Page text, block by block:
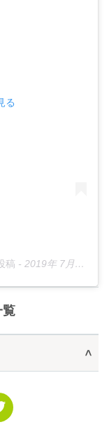
る
稿 - 2019年 7月月8日午後6時37分PDT
覧